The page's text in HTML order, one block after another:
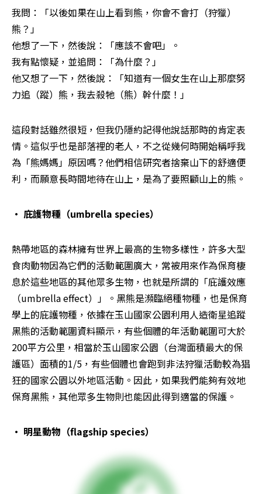
我問：「以後如果在山上看到熊，你會不會打（狩獵）
熊？」
他想了一下，然後說：「應該不會吧」。
我有點懷疑，並追問：「為什麼？」
他又想了一下，然後說：「知道有一個女生在山上那麼努
力追（蹤）熊，我去殺牠（熊）幹什麼！」
這段對話雖然很短，但我仍隱約記得他說話那時的肯定表
情。這似乎也是部落裡的老人，不之從幾何時開始稱呼我
為「熊媽媽」原因嗎？他們相信研究者捨棄山下的舒適便
利，而願意長時間地待在山上，是為了要照顧山上的熊。
• 庇護物種（umbrella species）
熱帶地區的森林擁有世界上最高的生物多樣性，許多大型
食肉動物因為它們的活動範圍廣大，常被用來作為保育棲
息於這些地區的其他眾多生物，也就是所謂的「庇護效應
（umbrella effect）」。黑熊是瀕臨絕種物種，也是保育
學上的庇護物種，依據在玉山國家公園利用人造衛星追蹤
黑熊的活動範圍資料顯示，有些個體的年活動範圍可大於
200平方公里，相當於玉山國家公園（台灣面積最大的保
護區）面積的1/5，有些個體也會跑到非法狩獵活動較為猖
狂的國家公園以外地區活動。因此，如果我們能夠有效地
保育黑熊，其他眾多生物則也能因此得到適當的保護。
• 明星動物（flagship species）